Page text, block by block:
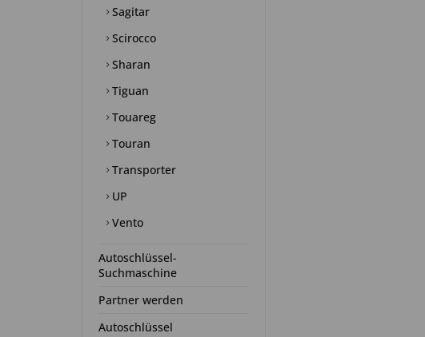
Sagitar
Scirocco
Sharan
Tiguan
Touareg
Touran
Transporter
UP
Vento
Autoschlüssel-
Suchmaschine
Partner werden
Autoschlüssel